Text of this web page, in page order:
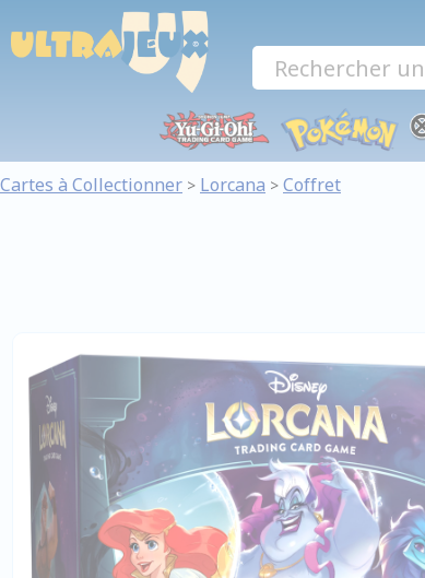
Cartes à Collectionner > Lorcana > Coffret
Panneau de gestion des cookies